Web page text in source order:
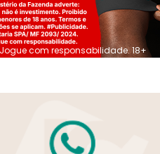
Jogue com responsabilidade. 18+